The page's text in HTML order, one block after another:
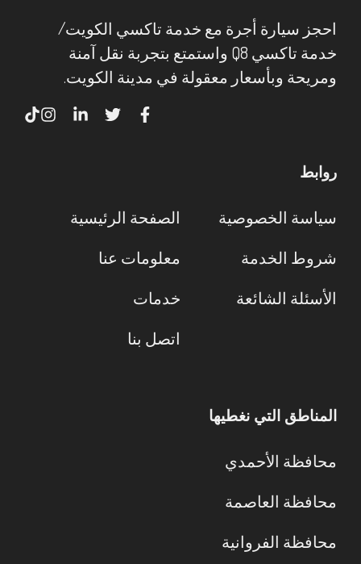
احجز سيارة أجرة مع خدمة تاكسي الكويت/
خدمة تاكسي Q8 واستمتع بتجربة نقل آمنة
ومريحة وبأسعار معقولة في مدينة الكويت.
روابط
سياسة الخصوصية
شروط الخدمة
الأسئلة الشائعة
الصفحة الرئيسية
معلومات عنا
خدمات
اتصل بنا
المناطق التي نغطيها
محافظة الأحمدي
محافظة العاصمة
محافظة الفروانية